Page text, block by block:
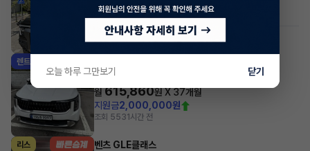
월795,850원 X30개월
조회 4851시간 전
#저신용
렌트
2025년
월 615,860원 X 37개월
지원금2,000,000원
조회 5531시간 전
리스 벤츠 GLE클래스
오늘 하루 그만보기 닫기